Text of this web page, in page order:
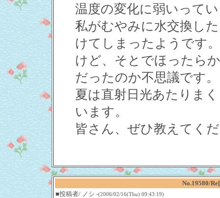
温度の変化に弱いって
私がむやみに水交換し
けてしまったようです。
けど、そとでほったら
だったのか不思議です。
夏は直射日光あたりま
います。
皆さん、ぜひ教えてく
No.19580/
■投稿者/ ノシ -(2006/02/16(Thu) 09:43:19)